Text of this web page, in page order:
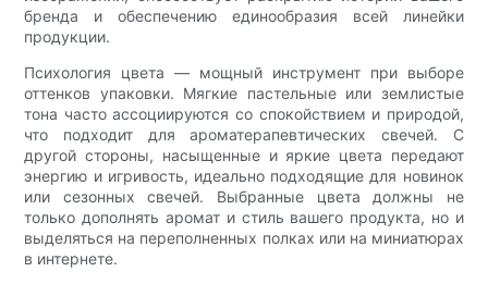
бренда и обеспечению единообразия всей линейки
продукции.
Психология цвета — мощный инструмент при выборе
оттенков упаковки. Мягкие пастельные или землистые
тона часто ассоциируются со спокойствием и природой,
что подходит для ароматерапевтических свечей. С
другой стороны, насыщенные и яркие цвета передают
энергию и игривость, идеально подходящие для новинок
или сезонных свечей. Выбранные цвета должны не
только дополнять аромат и стиль вашего продукта, но и
выделяться на переполненных полках или на миниатюрах
в интернете.